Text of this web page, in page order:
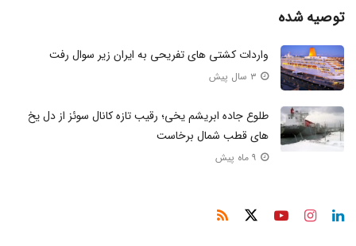
توصیه شده
واردات کشتی های تفریحی به ایران زیر سوال رفت
طلوع جاده ابریشم یخی؛ رقیب تازه کانال سوئز از دل یخ‌
های قطب شمال برخاست